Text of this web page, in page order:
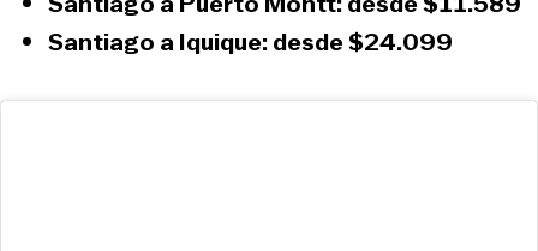
Santiago a Iquique: desde$24.099